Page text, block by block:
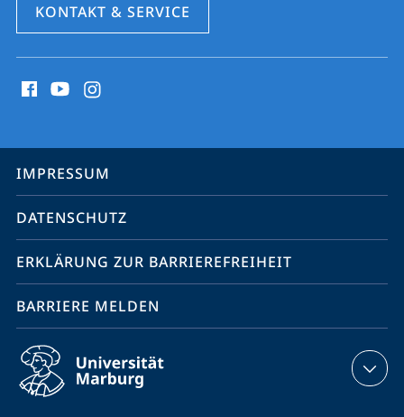
KONTAKT & SERVICE
Media
Service-
Navigation
IMPRESSUM
DATENSCHUTZ
ERKLÄRUNG ZUR BARRIEREFREIHEIT
BARRIERE MELDEN